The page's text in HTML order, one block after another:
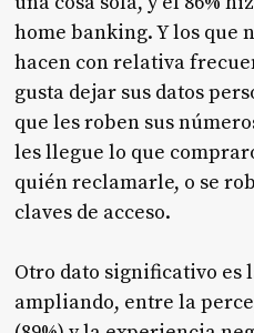
home banking. Y los que
hacen con relativa
gusta dejar sus datos
que les roben sus
les llegue lo que
quién reclamarle, o se
claves de acceso.
Otro dato significativo es
ampliando, entre la